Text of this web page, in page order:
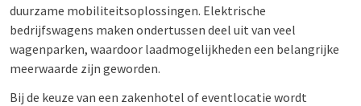
duurzame mobiliteitsoplossingen. Elektrische
bedrijfswagens maken ondertussen deel uit van veel
wagenparken, waardoor laadmogelijkheden een belangrijke
meerwaarde zijn geworden.
Bij de keuze van een zakenhotel of eventlocatie wordt